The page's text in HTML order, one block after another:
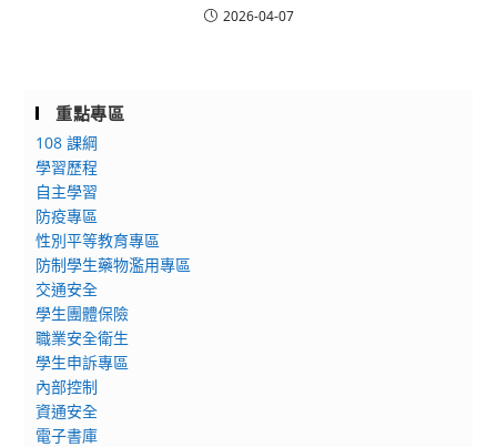
2026-04-07
重點專區
108 課綱
學習歷程
自主學習
防疫專區
性別平等教育專區
防制學生藥物濫用專區
交通安全
學生團體保險
職業安全衛生
學生申訴專區
內部控制
資通安全
電子書庫